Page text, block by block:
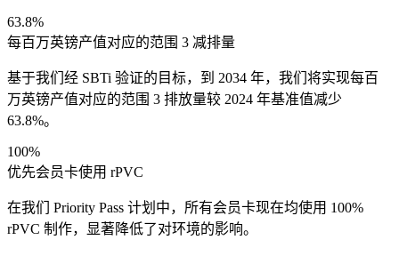
63.8%
每百万英镑产值对应的范围 3 减排量
基于我们经 SBTi 验证的目标，到 2034 年，我们将实现每百
万英镑产值对应的范围 3 排放量较 2024 年基准值减少
63.8%。
100%
优先会员卡使用 rPVC
在我们 Priority Pass 计划中，所有会员卡现在均使用 100%
rPVC 制作，显著降低了对环境的影响。